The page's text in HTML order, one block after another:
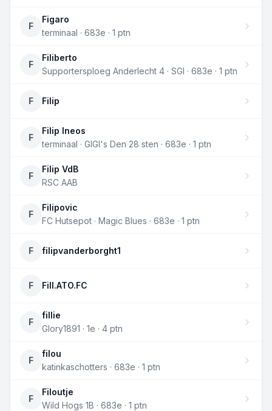
F
Figaro
terminaal · 683e · 1 ptn
F
Filiberto
Supportersploeg Anderlecht 4 · SGI · 683e · 1 ptn
F Filip
F
Filip Ineos
terminaal · GIGI's Den 28 sten · 683e · 1 ptn
F
Filip VdB
RSC AAB
F
Filipovic
FC Hutsepot · Magic Blues · 683e · 1 ptn
F filipvanderborght1
F Fill.ATO.FC
F
fillie
Glory1891 · 1e · 4 ptn
F
filou
katinkaschotters · 683e · 1 ptn
F
Filoutje
Wild Hogs 1B · 683e · 1 ptn